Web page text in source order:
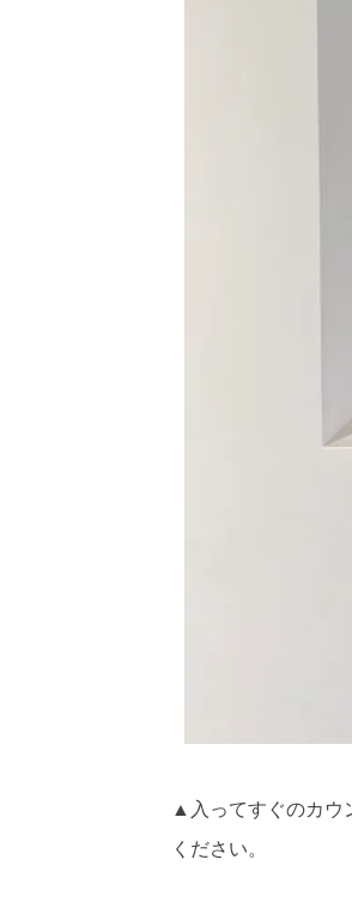
▲入ってすぐのカウ
ください。